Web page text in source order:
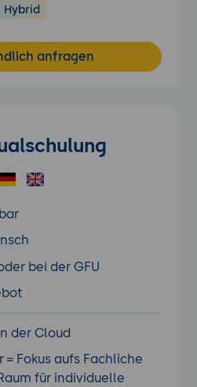
Hybrid
anfragen
bei der GFU
der Cloud
= Fokus aufs Fachliche
für individuelle